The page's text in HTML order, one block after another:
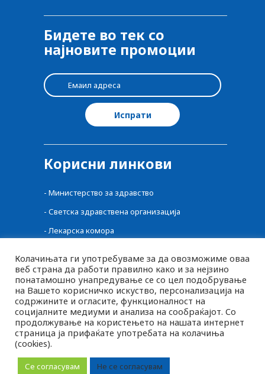
MK
Бидете во тек со
најновите промоции
Корисни линкови
- Министерство за здравство
- Светска здравствена организација
-Лекарска комора
-Фонд за здравство
-Фармацевтска комора
-Агенција за Храна и Ветеринарство
Колачињата ги употребуваме за да овозможиме оваа
веб страна да работи правилно како и за нејзино
понатамошно унапредување се со цел подобрување
на Вашето корисничко искуство, персонализација на
содржините и огласите, функционалност на
социјалните медиуми и анализа на сообраќајот. Со
продолжување на користењето на нашата интернет
страница ја прифаќате употребата на колачиња
(cookies).
Се согласувам Не се согласувам